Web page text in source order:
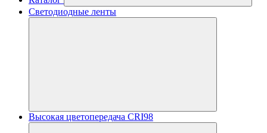
Светодиодные ленты
Высокая цветопередача CRI98